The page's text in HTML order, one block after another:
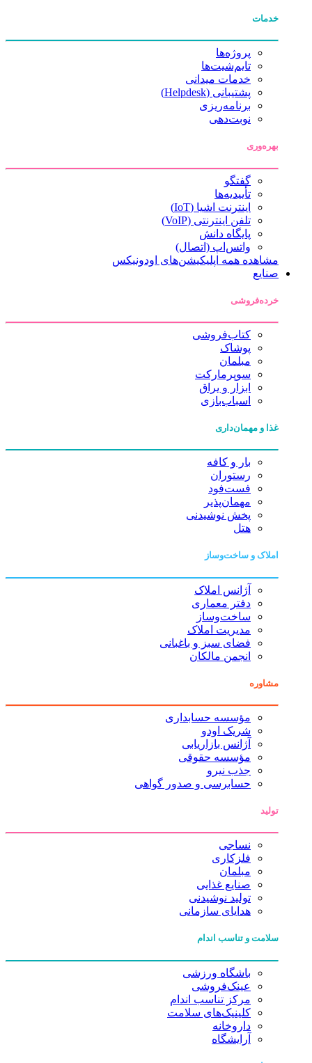
خدمات
پروژه‌ها
تایم‌شیت‌ها
خدمات میدانی
پشتیبانی (Helpdesk)
برنامه‌ریزی
نوبت‌دهی
بهره‌وری
گفتگو
تأییدیه‌ها
اینترنت اشیا (IoT)
تلفن اینترنتی (VoIP)
پایگاه دانش
واتس‌اپ (اتصال)
مشاهده همه اپلیکیشن‌های اودونیکس
صنایع
خرده‌فروشی
کتاب‌فروشی
پوشاک
مبلمان
سوپرمارکت
ابزار و یراق
اسباب‌بازی
غذا و مهمان‌داری
بار و کافه
رستوران
فست‌فود
مهمان‌پذیر
پخش نوشیدنی
هتل
املاک و ساخت‌وساز
آژانس املاک
دفتر معماری
ساخت‌وساز
مدیریت املاک
فضای سبز و باغبانی
انجمن مالکان
مشاوره
مؤسسه حسابداری
شریک اودو
آژانس بازاریابی
مؤسسه حقوقی
جذب نیرو
حسابرسی و صدور گواهی
تولید
نساجی
فلزکاری
مبلمان
صنایع غذایی
تولید نوشیدنی
هدایای سازمانی
سلامت و تناسب اندام
باشگاه ورزشی
عینک‌فروشی
مرکز تناسب اندام
کلینیک‌های سلامت
داروخانه
آرایشگاه